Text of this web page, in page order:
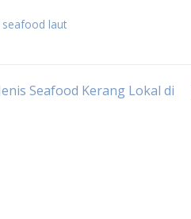
seafood laut
Seafood Kerang Lokal di